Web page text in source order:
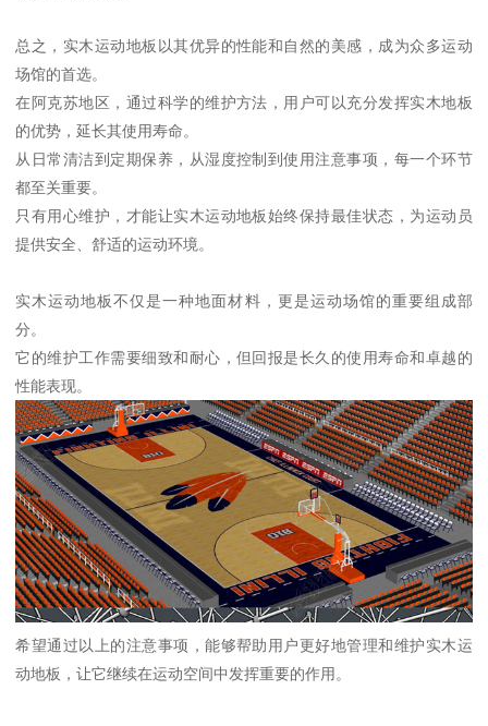
总之，实木运动地板以其优异的性能和自然的美感，成为众多运动
场馆的首选。
在阿克苏地区，通过科学的维护方法，用户可以充分发挥实木地板
的优势，延长其使用寿命。
从日常清洁到定期保养，从湿度控制到使用注意事项，每一个环节
都至关重要。
只有用心维护，才能让实木运动地板始终保持最佳状态，为运动员
提供安全、舒适的运动环境。
实木运动地板不仅是一种地面材料，更是运动场馆的重要组成部
分。
它的维护工作需要细致和耐心，但回报是长久的使用寿命和卓越的
性能表现。
希望通过以上的注意事项，能够帮助用户更好地管理和维护实木运
动地板，让它继续在运动空间中发挥重要的作用。